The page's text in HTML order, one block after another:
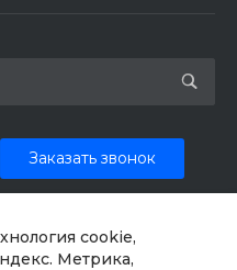
cookie,
Метрика,
Заказать звонок
Шапкина, д. 11